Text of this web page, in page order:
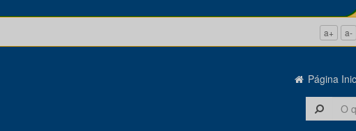
a+ a-
Página